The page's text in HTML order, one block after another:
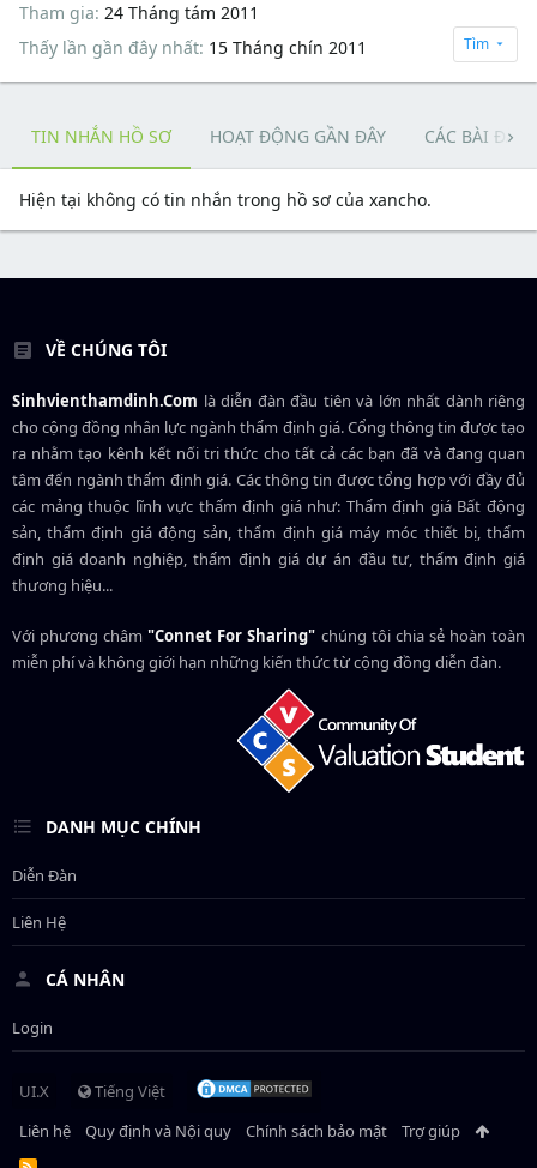
Tham gia 24 Tháng tám 2011
Thấy lần gần đây nhất 15 Tháng chín 2011 Tìm
TIN NHẮN HỒ SƠ HOẠT ĐỘNG GẦN ĐÂY CÁC BÀI
Hiện tại không có tin nhắn trong hồ sơ của xancho.
VỀ CHÚNG TÔI
Sinhvienthamdinh.Com là diễn đàn đầu tiên và lớn nhất dành riêng
cho cộng đồng nhân lực ngànhthẩm định giá. Cổng thông tin được tạo
ra nhằm tạo kênh kết nối tri thức cho tất cả các bạn đã và đang quan
tâm đến ngành thẩm định giá. Các thông tin được tổng hợp với đầy đủ
các mảng thuộc lĩnh vực thẩm định giá như: Thẩm định giá Bất động
sản, thẩm định giá động sản, thẩm định giá máy móc thiết bị, thẩm
định giá doanh nghiệp, thẩm định giá dự án đầu tư, thẩm định giá
thương hiệu...
Với phương châm"Connet For Sharing" chúng tôi chia sẻ hoàn toàn
miễn phí và không giới hạn những kiến thức từ cộng đồng diễn đàn.
DANH MỤC CHÍNH
Diễn Đàn
Liên Hệ
CÁ NHÂN
Login
UI.X
Tiếng Việt
Liên hệ
Quy định và Nội quy Chính sách bảo mật Trợ giúp